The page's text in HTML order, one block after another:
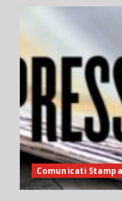
Comunicati Stampa